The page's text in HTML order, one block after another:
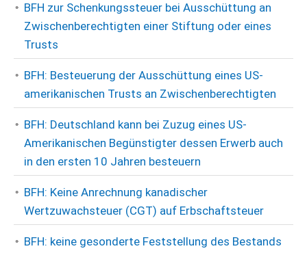
BFH zur Schenkungssteuer bei Ausschüttung an
Zwischenberechtigten einer Stiftung oder eines
Trusts
BFH: Besteuerung der Ausschüttung eines US-
amerikanischen Trusts an Zwischenberechtigten
BFH: Deutschland kann bei Zuzug eines US-
Amerikanischen Begünstigter dessen Erwerb auch
in den ersten 10 Jahren besteuern
BFH: Keine Anrechnung kanadischer
Wertzuwachsteuer (CGT) auf Erbschaftsteuer
BFH: keine gesonderte Feststellung des Bestands